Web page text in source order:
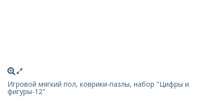
Игровой мягкий пол, коврики-пазлы, набор "Цифры и
фигуры-12"